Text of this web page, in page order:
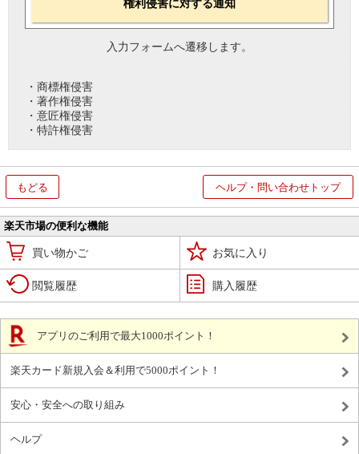
権利侵害に対する通知
入力フォームへ遷移します。
・商標権侵害
・著作権侵害
・意匠権侵害
・特許権侵害
もどる ヘルプ・問い合わせトップ
楽天市場の便利な機能
買い物かご お気に入り
閲覧履歴 購入履歴
アプリのご利用で最大1000ポイント！
楽天カード新規入会＆利用で5000ポイント！
安心・安全への取り組み
ヘルプ